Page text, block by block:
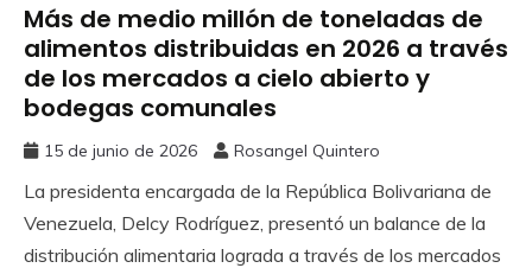
Más de medio millón de toneladas de
alimentos distribuidas en 2026 a través
de los mercados a cielo abierto y
bodegas comunales
15 de junio de 2026 Rosangel Quintero
La presidenta encargada de la República Bolivariana de
Venezuela, Delcy Rodríguez, presentó un balance de la
distribución alimentaria lograda a través de los mercados